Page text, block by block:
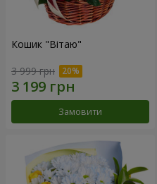
Кошик "Вітаю"
3 999 грн
Замовити